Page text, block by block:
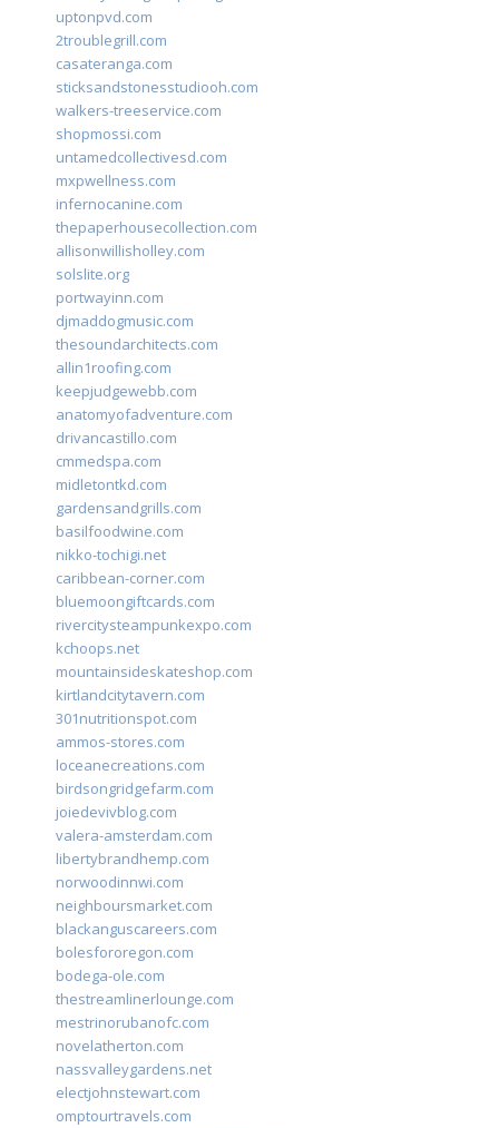
uptonpvd.com
2troublegrill.com
casateranga.com
sticksandstonesstudiooh.com
walkers-treeservice.com
shopmossi.com
untamedcollectivesd.com
mxpwellness.com
infernocanine.com
thepaperhousecollection.com
allisonwillisholley.com
solslite.org
portwayinn.com
djmaddogmusic.com
thesoundarchitects.com
allin1roofing.com
keepjudgewebb.com
anatomyofadventure.com
drivancastillo.com
cmmedspa.com
midletontkd.com
gardensandgrills.com
basilfoodwine.com
nikko-tochigi.net
caribbean-corner.com
bluemoongiftcards.com
rivercitysteampunkexpo.com
kchoops.net
mountainsideskateshop.com
kirtlandcitytavern.com
301nutritionspot.com
ammos-stores.com
loceanecreations.com
birdsongridgefarm.com
joiedevivblog.com
valera-amsterdam.com
libertybrandhemp.com
norwoodinnwi.com
neighboursmarket.com
blackanguscareers.com
bolesfororegon.com
bodega-ole.com
thestreamlinerlounge.com
mestrinorubanofc.com
novelatherton.com
nassvalleygardens.net
electjohnstewart.com
omptourtravels.com